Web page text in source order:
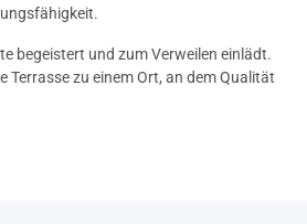
begeistert und zum Verweilen einlädt.
Terrasse zu einem Ort, an dem Qualität